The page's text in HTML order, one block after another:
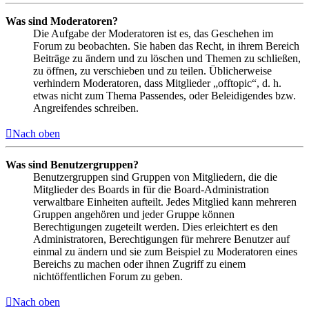
Was sind Moderatoren?
Die Aufgabe der Moderatoren ist es, das Geschehen im
Forum zu beobachten. Sie haben das Recht, in ihrem Bereich
Beiträge zu ändern und zu löschen und Themen zu schließen,
zu öffnen, zu verschieben und zu teilen. Üblicherweise
verhindern Moderatoren, dass Mitglieder „offtopic“, d. h.
etwas nicht zum Thema Passendes, oder Beleidigendes bzw.
Angreifendes schreiben.
Nach oben
Was sind Benutzergruppen?
Benutzergruppen sind Gruppen von Mitgliedern, die die
Mitglieder des Boards in für die Board-Administration
verwaltbare Einheiten aufteilt. Jedes Mitglied kann mehreren
Gruppen angehören und jeder Gruppe können
Berechtigungen zugeteilt werden. Dies erleichtert es den
Administratoren, Berechtigungen für mehrere Benutzer auf
einmal zu ändern und sie zum Beispiel zu Moderatoren eines
Bereichs zu machen oder ihnen Zugriff zu einem
nichtöffentlichen Forum zu geben.
Nach oben